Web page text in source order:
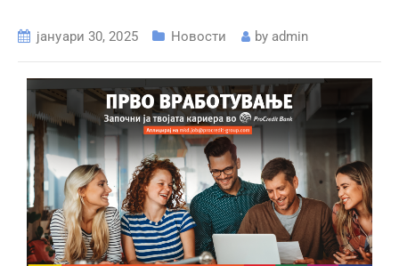
јануари 30, 2025 Новости by admin